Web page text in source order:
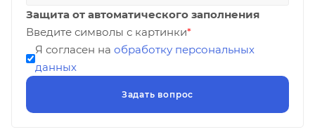
Защита от автоматического заполнения
Введите символы с картинки*
Я согласен на обработку персональных
данных